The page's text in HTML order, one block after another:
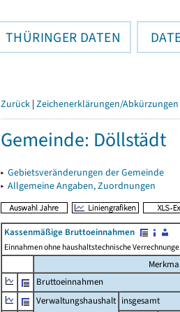
THÜRINGER DATEN
Zurück | Zeichenerklärungen/Abkürzungen
Gemeinde: Döllstädt
▸ Gebietsveränderungen der Gemeinde
▸ Allgemeine Angaben, Zuordnungen
Kassenmäßige Bruttoeinnahmen
Einnahmen ohne haushaltstechnische
Bruttoeinnahmen
Verwaltungshaushalt insgesamt